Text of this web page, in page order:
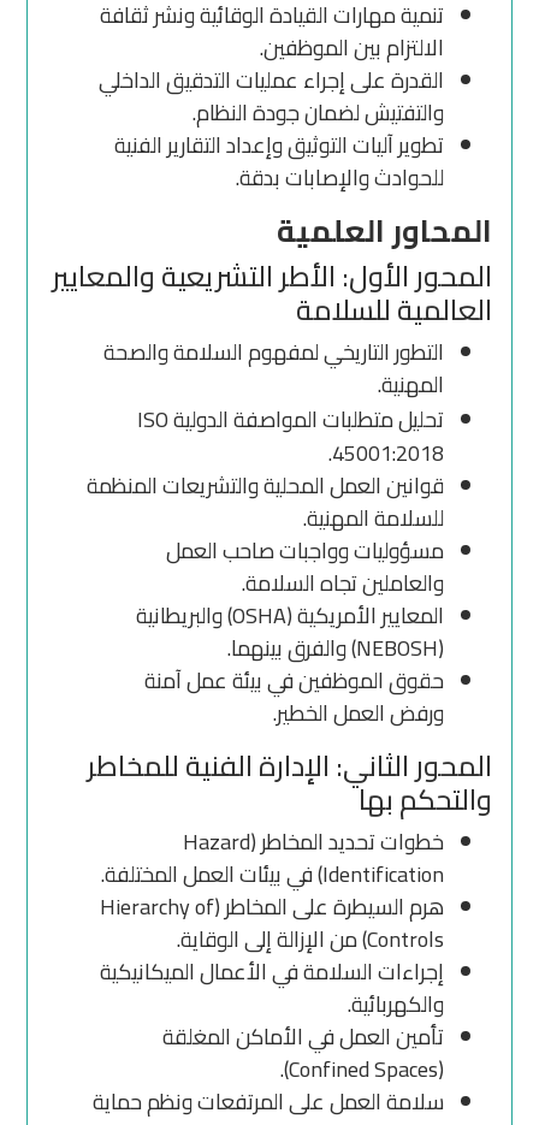
تنمية مهارات القيادة الوقائية ونشر ثقافة
الالتزام بين الموظفين.
القدرة على إجراء عمليات التدقيق الداخلي
والتفتيش لضمان جودة النظام.
تطوير آليات التوثيق وإعداد التقارير الفنية
للحوادث والإصابات بدقة.
المحاور العلمية
المحور الأول: الأطر التشريعية والمعايير
العالمية للسلامة
التطور التاريخي لمفهوم السلامة والصحة
المهنية.
تحليل متطلبات المواصفة الدوليةISO
45001:2018.
قوانين العمل المحلية والتشريعات المنظمة
للسلامة المهنية.
مسؤوليات وواجبات صاحب العمل
والعاملين تجاه السلامة.
المعايير الأمريكية (OSHA) والبريطانية
(NEBOSH) والفرق بينهما.
حقوق الموظفين في بيئة عمل آمنة
ورفض العمل الخطير.
المحور الثاني: الإدارة الفنية للمخاطر
والتحكم بها
خطوات تحديد المخاطر (Hazard
Identification) في بيئات العمل المختلفة.
هرم السيطرة على المخاطر (Hierarchy of
Controls) من الإزالة إلى الوقاية.
إجراءات السلامة في الأعمال الميكانيكية
والكهربائية.
تأمين العمل في الأماكن المغلقة
(Confined Spaces).
سلامة العمل على المرتفعات ونظم حماية